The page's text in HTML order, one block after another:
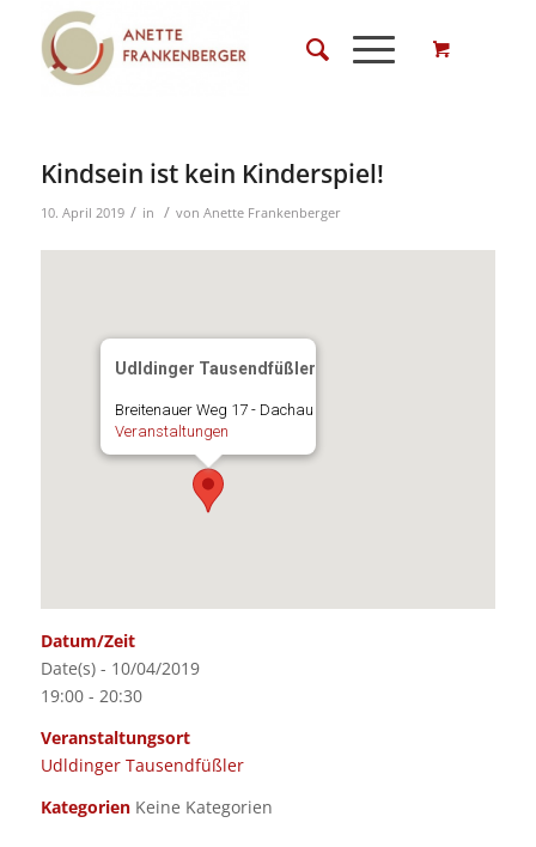
Kindsein ist kein Kinderspiel!
10. April 2019 / in / von Anette Frankenberger
Udldinger Tausendfüßler
Breitenauer Weg 17 - Dachau
Veranstaltungen
Datum/Zeit
Date(s) - 10/04/2019
19:00 - 20:30
Veranstaltungsort
Udldinger Tausendfüßler
KategorienKeine Kategorien